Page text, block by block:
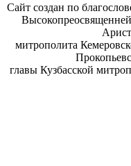
Сайт со­здан по
мит­ро­по­ли­та
гла­вы Куз­бас­ской